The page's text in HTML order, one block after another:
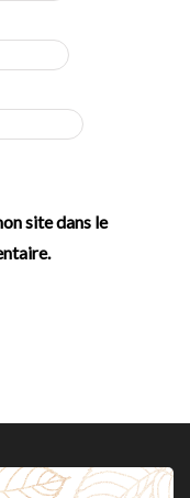
site dans le